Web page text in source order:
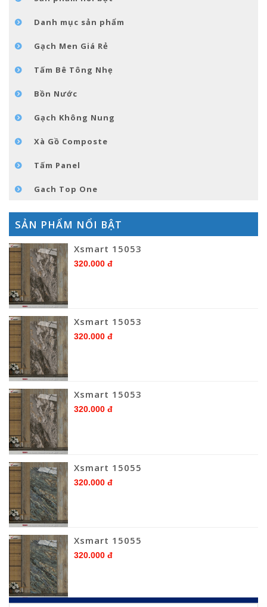
LIÊN HỆDanh mục sản phẩm
Gạch Men Giá Rẻ
Tấm Bê Tông Nhẹ
Bồn Nước
Gạch Không Nung
Xà Gồ Composte
Tấm Panel
Gach Top One
SẢN PHẨM NỔI BẬT
Xsmart 15053
320.000 đ
Xsmart 15053
320.000 đ
Xsmart 15053
320.000 đ
Xsmart 15055
320.000 đ
Xsmart 15055
320.000 đ